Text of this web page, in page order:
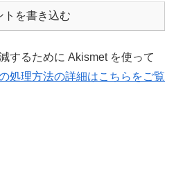
トを書き込む
するために Akismet を使って
処理方法の詳細はこちらをご覧